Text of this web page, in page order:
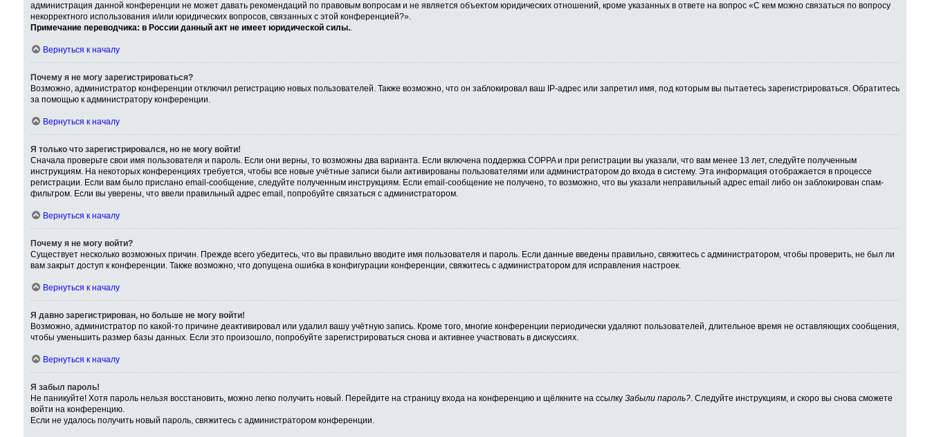
администрация данной конференции не может давать рекомендаций по правовым вопросам и не является объектом юридических отношений, кроме указанных в ответе на вопрос «С кем можно связаться по вопросу
некорректного использования и/или юридических вопросов, связанных с этой конференцией?».
Примечание переводчика: в России данный акт не имеет юридической силы..
Вернуться к началу
Почему я не могу зарегистрироваться?
Возможно, администратор конференции отключил регистрацию новых пользователей. Также возможно, что он заблокировал ваш IP-адрес или запретил имя, под которым вы пытаетесь зарегистрироваться. Обратитесь
за помощью к администратору конференции.
Вернуться к началу
Я только что зарегистрировался, но не могу войти!
Сначала проверьте свои имя пользователя и пароль. Если они верны, то возможны два варианта. Если включена поддержка COPPA и при регистрации вы указали, что вам менее 13 лет, следуйте полученным
инструкциям. На некоторых конференциях требуется, чтобы все новые учётные записи были активированы пользователями или администратором до входа в систему. Эта информация отображается в процессе
регистрации. Если вам было прислано email-сообщение, следуйте полученным инструкциям. Если email-сообщение не получено, то возможно, что вы указали неправильный адрес email либо он заблокирован спам-
фильтром. Если вы уверены, что ввели правильный адрес email, попробуйте связаться с администратором.
Вернуться к началу
Почему я не могу войти?
Существует несколько возможных причин. Прежде всего убедитесь, что вы правильно вводите имя пользователя и пароль. Если данные введены правильно, свяжитесь с администратором, чтобы проверить, не был ли
вам закрыт доступ к конференции. Также возможно, что допущена ошибка в конфигурации конференции, свяжитесь с администратором для исправления настроек.
Вернуться к началу
Я давно зарегистрирован, но больше не могу войти!
Возможно, администратор по какой-то причине деактивировал или удалил вашу учётную запись. Кроме того, многие конференции периодически удаляют пользователей, длительное время не оставляющих сообщения,
чтобы уменьшить размер базы данных. Если это произошло, попробуйте зарегистрироваться снова и активнее участвовать в дискуссиях.
Вернуться к началу
Я забыл пароль!
Не паникуйте! Хотя пароль нельзя восстановить, можно легко получить новый. Перейдите на страницу входа на конференцию и щёлкните на ссылку Забыли пароль?. Следуйте инструкциям, и скоро вы снова сможете
войти на конференцию.
Если не удалось получить новый пароль, свяжитесь с администратором конференции.